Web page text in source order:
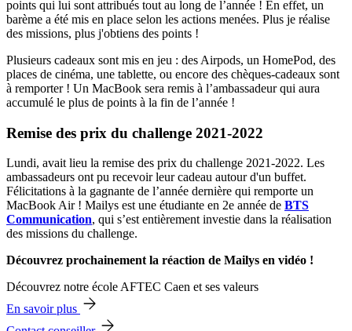
points qui lui sont attribués tout au long de l’année ! En effet, un
barème a été mis en place selon les actions menées. Plus je réalise
des missions, plus j'obtiens des points !
Plusieurs cadeaux sont mis en jeu : des Airpods, un HomePod, des
places de cinéma, une tablette, ou encore des chèques-cadeaux sont
à remporter ! Un MacBook sera remis à l’ambassadeur qui aura
accumulé le plus de points à la fin de l’année !
Remise des prix du challenge 2021-2022
Lundi, avait lieu la remise des prix du challenge 2021-2022. Les
ambassadeurs ont pu recevoir leur cadeau autour d'un buffet.
Félicitations à la gagnante de l’année dernière qui remporte un
MacBook Air ! Mailys est une étudiante en 2e année de BTS
Communication, qui s’est entièrement investie dans la réalisation
des missions du challenge.
Découvrez prochainement la réaction de Mailys en vidéo !
Découvrez notre école AFTEC Caen et ses valeurs
En savoir plus